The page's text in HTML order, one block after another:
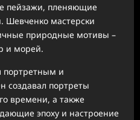
пейзажи, пленяющие
Шевченко мастерски
природные мотивы –
и морей.
портретным и
создавал портреты
времени, а также
эпоху и настроение